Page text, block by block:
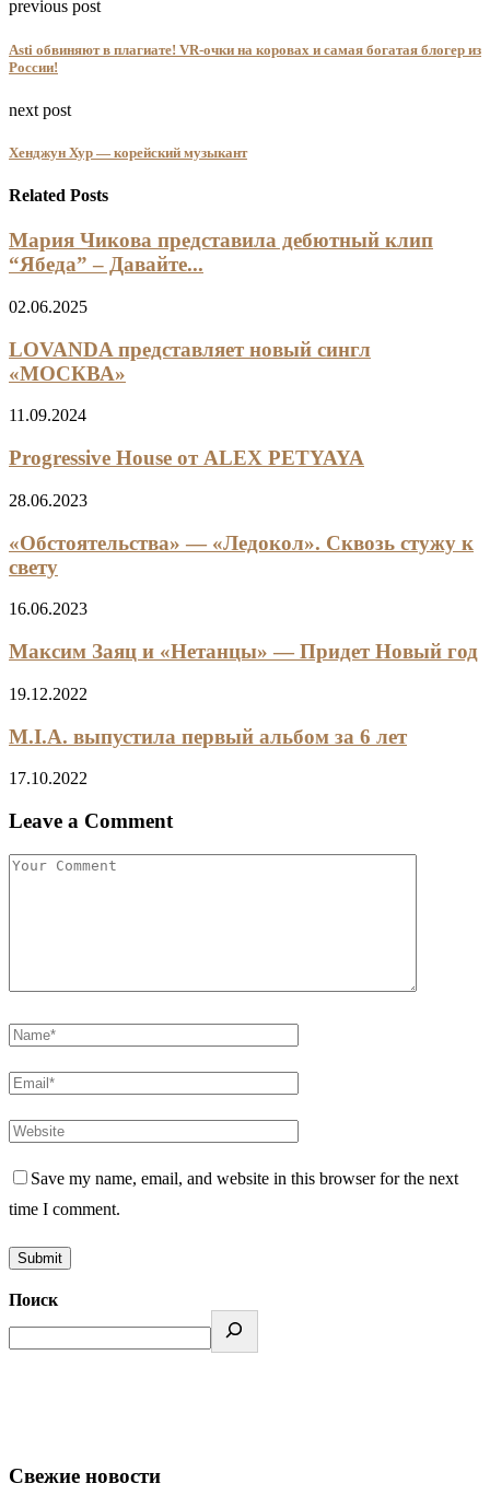
previous post
Asti обвиняют в плагиате! VR-очки на коровах и самая богатая блогер из
России!
next post
Хенджун Хур — корейский музыкант
Related Posts
Мария Чикова представила дебютный клип
“Ябеда” – Давайте...
02.06.2025
LOVANDA представляет новый сингл
«МОСКВА»
11.09.2024
Progressive House от ALEX PETYAYA
28.06.2023
«Обстоятельства» — «Ледокол». Сквозь стужу к
свету
16.06.2023
Максим Заяц и «Нетанцы» — Придет Новый год
19.12.2022
M.I.A. выпустила первый альбом за 6 лет
17.10.2022
Leave a Comment
Save my name, email, and website in this browser for the next
time I comment.
Поиск
Свежие новости